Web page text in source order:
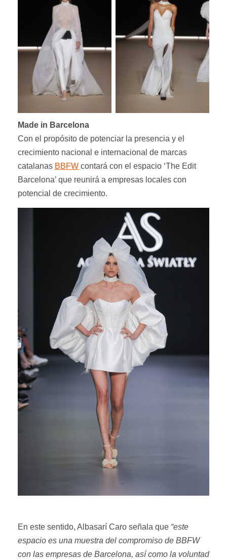
Made in Barcelona
Con el propósito de potenciar la presencia y el
crecimiento nacional e internacional de marcas
catalanas BBFW contará con el espacio ‘The Edit
Barcelona’ que reunirá a empresas locales con
potencial de crecimiento.
En este sentido, Albasarí Caro señala que “este
espacio es una muestra del compromiso de BBFW
con las empresas de Barcelona, así como la voluntad